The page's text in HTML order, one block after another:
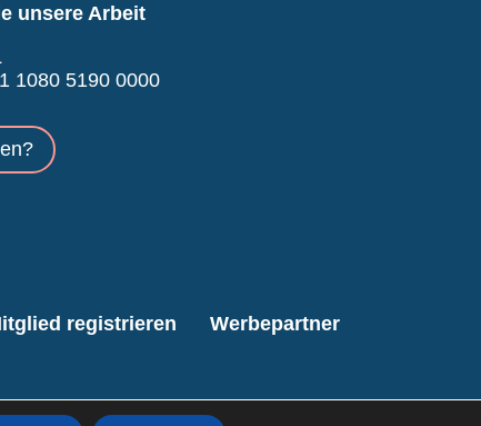
unsere Arbeit
1080 5190 0000
registrieren Werbepartner